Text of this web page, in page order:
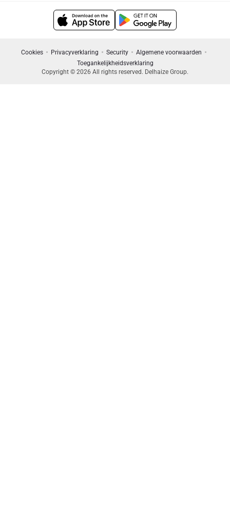
Cookies Privacyverklaring Security
Algemene voorwaarden
Toegankelijkheidsverklaring
Copyright © 2026 All rights reserved. Delhaize Group.